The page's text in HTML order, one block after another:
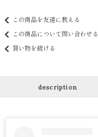
この商品を友達に教える
この商品について問い合わせる
買い物を続ける
description